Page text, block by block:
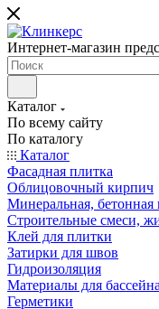
Интернет-магазин
Каталог
По всему сайту
По каталогу
Каталог
Фасадная плитка
Облицовочный кирпич
Минеральная, бетонная
Строительные смеси,
Клей для плитки
Затирки для швов
Гидроизоляция
Материалы для бассейна
Герметики